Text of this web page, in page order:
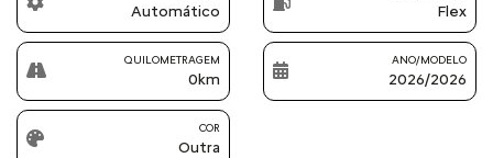
Automático Flex
QUILOMETRAGEM
0km
ANO/MODELO
2026/2026
COR
Outra